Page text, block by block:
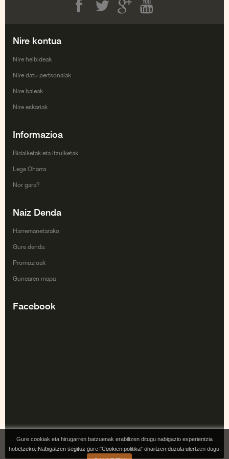
Nire kontua
Nire helbideak
Nire datu pertsonalak
Nire baleak
Nire eskariak
Informazioa
Bidalketak eta itzulketak
Lege Oharra
Nor gara?
Naiz Denda
Harremanetarako
Gure denda
Promozioak
Gunearen mapa
Facebook
Gure cookiak eta hirugarren batzuenak erabiltzen ditugu nabigazio esperientzia
hobetzeko. Nabigatzen segituz gure "Cookien politika" onartzen duzula ulertzen dugu.
Copyright Tai Gabe Digitala SL. All rights reserved. Powered by Irontec.